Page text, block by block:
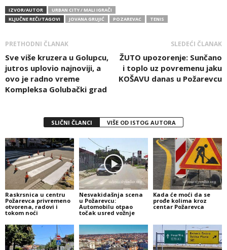
IZVOR/AUTOR
URBAN CITY / MALI IGRAČI
KLJUČNE REČI/TAGOVI
JOVANA GRUJIĆ POZAREVAC TENIS
PRETHODNI ČLANAK
Sve više kruzera u Golupcu,
jutros uplovio najnoviji, a
ovo je radno vreme
Kompleksa Golubački grad
SLEDEĆI ČLANAK
ŽUTO upozorenje: Sunčano
i toplo uz povremenu jaku
KOŠAVU danas u Požarevcu
SLIČNI ČLANCI VIŠE OD ISTOG AUTORA
Raskrsnica u centru
Požarevca privremeno
otvorena, radovi i
tokom noći
Nesvakidašnja scena
u Požarevcu:
Automobilu otpao
točak usred vožnje
Kada će moći da se
prođe kolima kroz
centar Požarevca